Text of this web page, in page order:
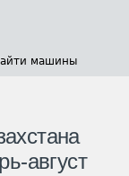
машины
август